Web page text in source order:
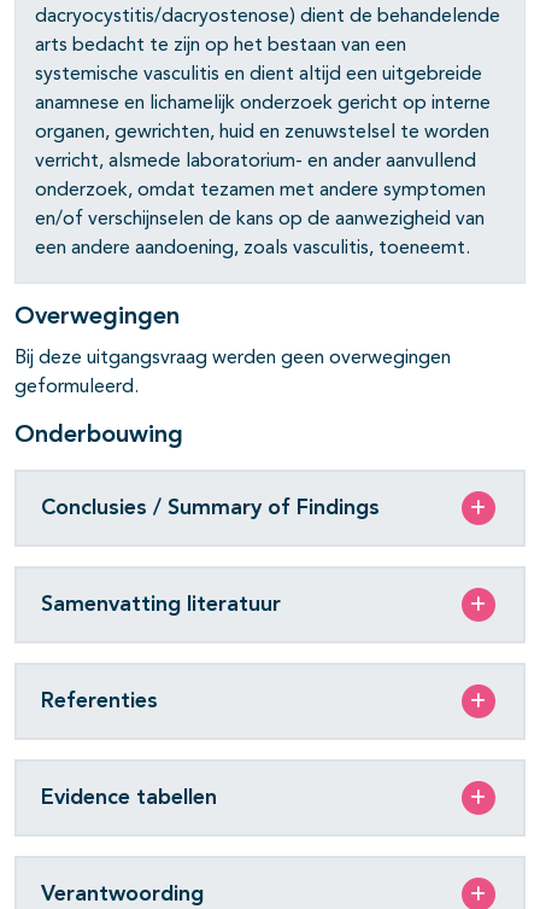
open- en dichtklappen
open- en dichtklappen
dacryocystitis/dacryostenose) dient de behandelende
arts bedacht te zijn op het bestaan van een
systemische vasculitis en dient altijd een uitgebreide
anamnese en lichamelijk onderzoek gericht op interne
organen, gewrichten, huid en zenuwstelsel te worden
verricht, alsmede laboratorium- en ander aanvullend
onderzoek, omdat tezamen met andere symptomen
en/of verschijnselen de kans op de aanwezigheid van
een andere aandoening, zoals vasculitis, toeneemt.
Overwegingen
Bij deze uitgangsvraag werden geen overwegingen
geformuleerd.
Onderbouwing
Conclusies / Summary of Findings
Samenvatting literatuur
Referenties
Evidence tabellen
Verantwoording